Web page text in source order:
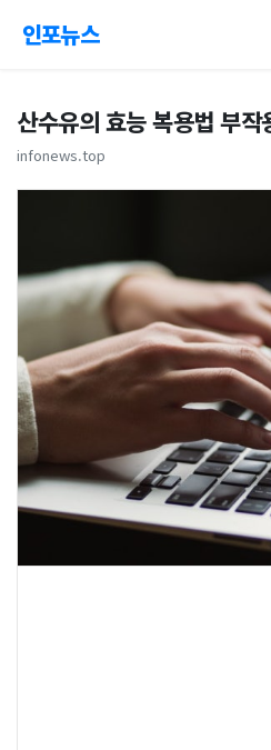
인포뉴스
산수유의 효능 복용법 부작
infonews.top